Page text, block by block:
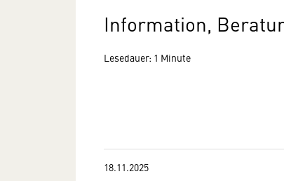
Information,
Lesedauer: 1 Minute
18.11.2025